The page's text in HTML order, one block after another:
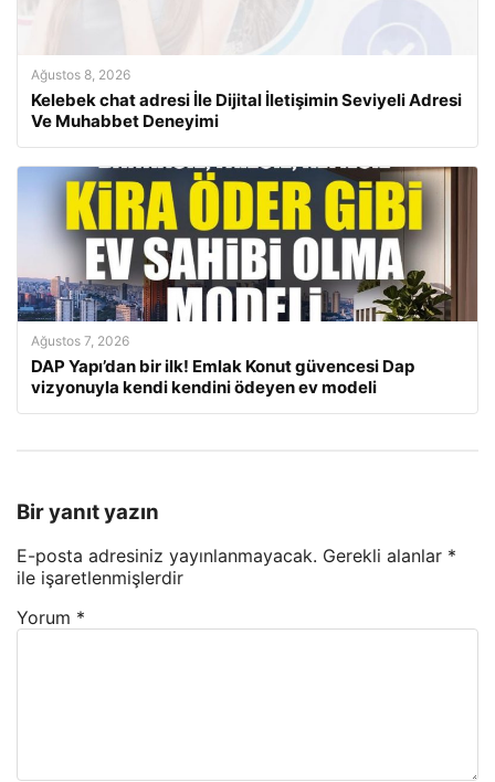
Ağustos 8, 2026
Kelebek chat adresi İle Dijital İletişimin Seviyeli Adresi
Ve Muhabbet Deneyimi
Ağustos 7, 2026
DAP Yapı’dan bir ilk! Emlak Konut güvencesi Dap
vizyonuyla kendi kendini ödeyen ev modeli
Bir yanıt yazın
E-posta adresiniz yayınlanmayacak. Gerekli alanlar *
ile işaretlenmişlerdir
Yorum *